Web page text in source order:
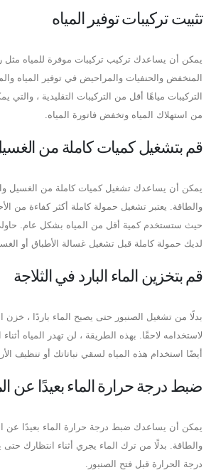
تثبيت تركيبات توفير المياه
يمكن أن يساعدك تركيب تركيبات موفرة للمياه
المنخفض والحنفيات والمراحيض في توفير المياه
التركيبات مياهًا أقل من التركيبات التقليدية ،
من استهلاك المياه وتخفض فاتورة المياه.
قم بتشغيل كميات كاملة من
يمكن أن يساعدك تشغيل كميات كاملة من الغسيل
والطاقة. يعتبر تشغيل حمولة كاملة أكثر كفاءة من
حيث ستستخدم كمية أقل من المياه بشكل عام.
لديك حمولة كاملة قبل تشغيل غسالة الأطباق أو
قم بتخزين الماء البارد في الثلاجة
بدلًا من تشغيل الصنبور حتى يصبح الماء باردًا ، خزن
لاستخدامه لاحقًا. بهذه الطريقة ، لن تهدر المياه
أيضًا استخدام هذه المياه لسقي نباتاتك أو تنظيف
ضبط درجة حرارة الماء بعيدًا عن
يمكن أن يساعدك ضبط درجة حرارة الماء بعيدًا عن
والطاقة. بدلًا من ترك الماء يجري أثناء انتظارك
درجة الحرارة قبل فتح الصنبور.